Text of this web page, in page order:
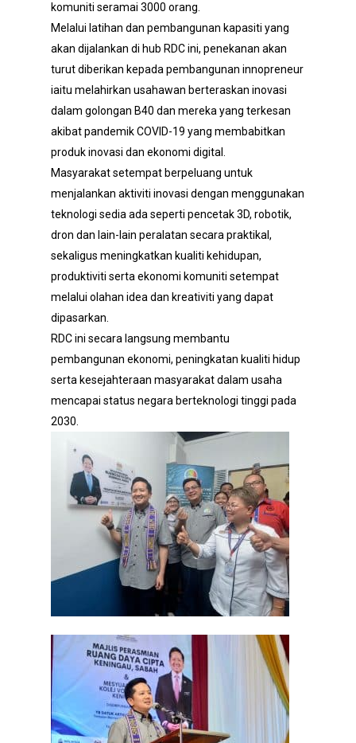
komuniti seramai 3000 orang.
Melalui latihan dan pembangunan kapasiti yang
akan dijalankan di hub RDC ini, penekanan akan
turut diberikan kepada pembangunan innopreneur
iaitu melahirkan usahawan berteraskan inovasi
dalam golongan B40 dan mereka yang terkesan
akibat pandemik COVID-19 yang membabitkan
produk inovasi dan ekonomi digital.
Masyarakat setempat berpeluang untuk
menjalankan aktiviti inovasi dengan menggunakan
teknologi sedia ada seperti pencetak 3D, robotik,
dron dan lain-lain peralatan secara praktikal,
sekaligus meningkatkan kualiti kehidupan,
produktiviti serta ekonomi komuniti setempat
melalui olahan idea dan kreativiti yang dapat
dipasarkan.
RDC ini secara langsung membantu
pembangunan ekonomi, peningkatan kualiti hidup
serta kesejahteraan masyarakat dalam usaha
mencapai status negara berteknologi tinggi pada
2030.